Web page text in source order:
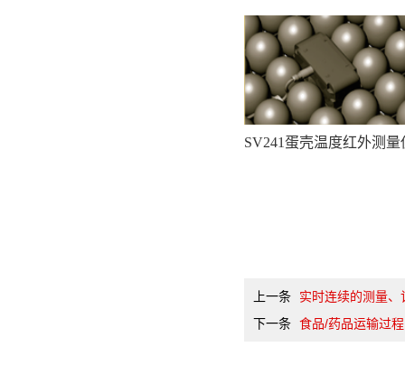
SV241蛋壳温度红外测量
上一条
实时连续的测量
下一条 食品/药品运输过